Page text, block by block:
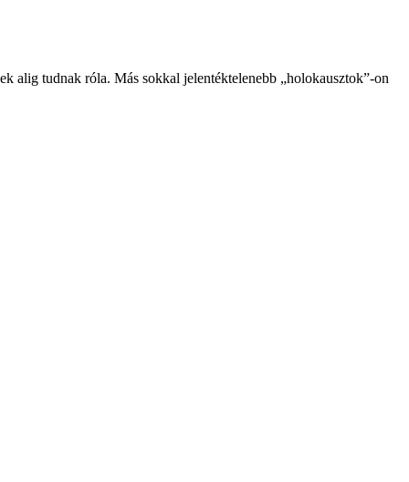
alig tudnak róla. Más sokkal jelentéktelenebb „holokausztok”-on